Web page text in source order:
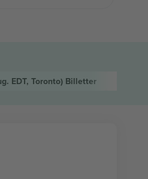
EDT, Toronto) Billetter